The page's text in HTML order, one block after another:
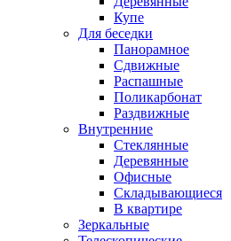
Купе
Для беседки
Панорамное
Сдвижные
Распашные
Поликарбонат
Раздвижные
Внутренние
Стеклянные
Деревянные
Офисные
Складывающиеся
В квартире
Зеркальные